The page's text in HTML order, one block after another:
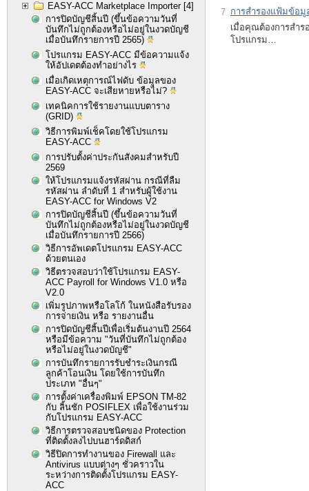
EASY-ACC Marketplace Importer [4]
การปิดบัญชีสิ้นปี (ขึ้นข้อความวันที่
บันทึกไม่ถูกต้องหรือไม่อยู่ในงวดบัญชี
เมื่อบันทึกรายการปี 2565)
โปรแกรม EASY-ACC มีข้อความแจ้ง
ให้อัปเดตต้องทำอย่างไร
เมื่อเกิดเหตุการณ์ไฟดับ ข้อมูลของ
EASY-ACC จะเสียหายหรือไม่?
เทคนิคการใช้รายงานแบบตาราง
(GRID)
วิธีการพิมพ์เช็คโดยใช้โปรแกรม
EASY-ACC
การปรับตั้งค่าประกันสังคมสำหรับปี
2569
ให้โปรแกรมแจ้งรหัสผ่าน กรณีที่ลืม
รหัสผ่าน ลำดับที่ 1 สำหรับผู้ใช้งาน
EASY-ACC for Windows V2
การปิดบัญชีสิ้นปี (ขึ้นข้อความวันที่
บันทึกไม่ถูกต้องหรือไม่อยู่ในงวดบัญชี
เมื่อบันทึกรายการปี 2566)
วิธีการอัพเดตโปรแกรม EASY-ACC
ด้วยตนเอง
วิธีตรวจสอบว่าใช้โปรแกรม EASY-
ACC Payroll for Windows V1.0 หรือ
V2.0
เพิ่มรูปภาพหรือโลโก้ ในหนังสือรับรอง
การจ่ายเงิน หรือ รายงานอื่น
การปิดบัญชีสิ้นปีเพื่อเริ่มต้นงานปี 2564
หรือมีข้อความ "วันที่บันทึกไม่ถูกต้อง
หรือไม่อยู่ในงวดบัญชี"
การบันทึกรายการรับชำระเงินกรณี
ลูกค้าโอนเงิน โดยใช้การบันทึก
ประเภท "อื่นๆ"
การตั้งค่าเครื่องพิมพ์ EPSON TM-82
กับ ลิ้นชัก POSIFLEX เพื่อใช้งานร่วม
กับโปรแกรม EASY-ACC
วิธีการตรวจสอบชนิดของ Protection
ที่ติดตั้งลงไปบนฮาร์ดดิสก์
วิธีปิดการทำงานของ Firewall และ
Antivirus แบบต่างๆ ชั่วคราวใน
ระหว่างการติดตั้งโปรแกรม EASY-
ACC
7 การสำรองแฟ้มข้อมู
เมื่อคุณต้องการสำร
โปรแกรม…